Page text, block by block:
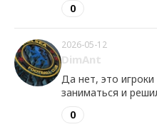
0
2026-05-12
DimAnt
Да нет, это
заниматься и
0